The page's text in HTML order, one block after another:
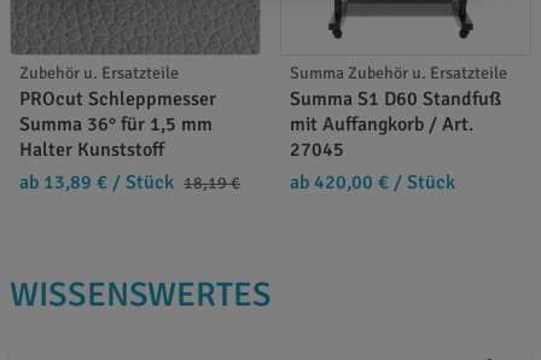
Zubehör u. Ersatzteile
PROcut Schleppmesser
Summa 36° für 1,5 mm
Halter Kunststoff
ab 13,89 € / Stück 18,19 €
Summa Zubehör u. Ersatzteile
Summa S1 D60 Standfuß
mit Auffangkorb / Art.
27045
ab 420,00 € / Stück
WISSENSWERTES